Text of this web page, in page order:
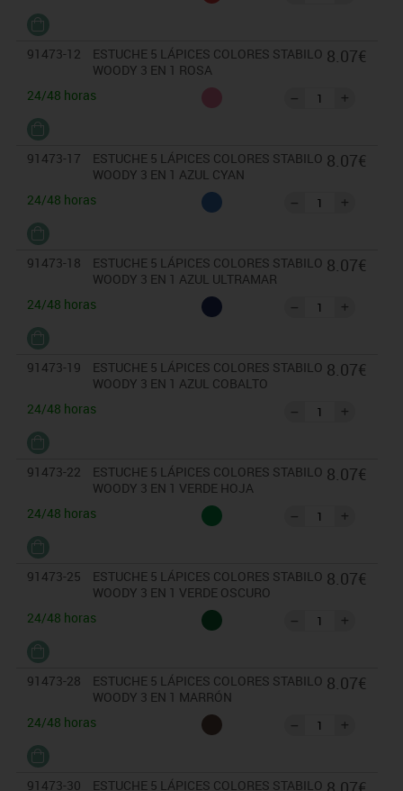
91473-12
ESTUCHE 5 LÁPICES COLORES STABILO
WOODY 3 EN 1 ROSA
24/48 horas
8.07€
91473-17
ESTUCHE 5 LÁPICES COLORES STABILO
WOODY 3 EN 1 AZUL CYAN
24/48 horas
8.07€
91473-18
ESTUCHE 5 LÁPICES COLORES STABILO
WOODY 3 EN 1 AZUL ULTRAMAR
24/48 horas
8.07€
91473-19
ESTUCHE 5 LÁPICES COLORES STABILO
WOODY 3 EN 1 AZUL COBALTO
24/48 horas
8.07€
91473-22
ESTUCHE 5 LÁPICES COLORES STABILO
WOODY 3 EN 1 VERDE HOJA
24/48 horas
8.07€
91473-25
ESTUCHE 5 LÁPICES COLORES STABILO
WOODY 3 EN 1 VERDE OSCURO
24/48 horas
8.07€
91473-28
ESTUCHE 5 LÁPICES COLORES STABILO
WOODY 3 EN 1 MARRÓN
24/48 horas
8.07€
91473-30 ESTUCHE 5 LÁPICES COLORES STABILO